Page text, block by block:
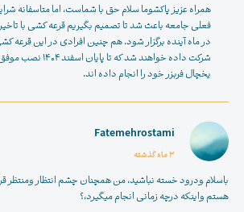
همراه عزیز پاکشوما سلام حق با شماست، اما متاسفانه
فعلی جامعه باعث شد تا تصمیم بگیریم قرعه کشی با
در ماه آینده برگزار شود. هم چنین افرادی در این قرعه
شرکت داده خواهند شد که تا پایان اسفند ۱۴۰۴
یخچال فربزر خود را انجام داده اند.
Fatemehrostami
3 ماه گذشته
باسلام ودرود خسته نباشید، من همچنان چشم انتظار
هستم واینکه درچه زمانی انجام میگیرد،؟